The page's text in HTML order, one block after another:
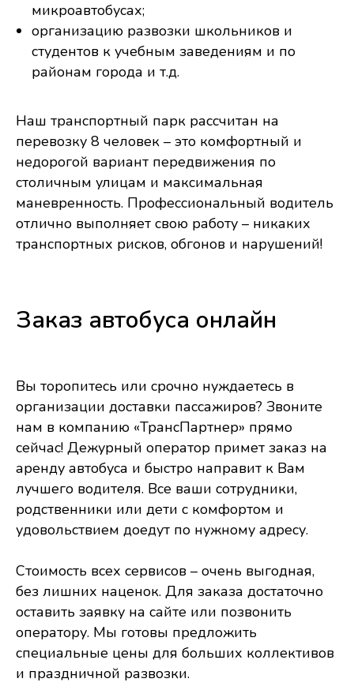
микроавтобусах;
организацию развозки школьников и
студентов к учебным заведениям и по
районам города и т.д.
Наш транспортный парк рассчитан на
перевозку 8 человек – это комфортный и
недорогой вариант передвижения по
столичным улицам и максимальная
маневренность. Профессиональный водитель
отлично выполняет свою работу – никаких
транспортных рисков, обгонов и нарушений!
Заказ автобуса онлайн
Вы торопитесь или срочно нуждаетесь в
организации доставки пассажиров? Звоните
нам в компанию «ТрансПартнер» прямо
сейчас! Дежурный оператор примет заказ на
аренду автобуса и быстро направит к Вам
лучшего водителя. Все ваши сотрудники,
родственники или дети с комфортом и
удовольствием доедут по нужному адресу.
Стоимость всех сервисов – очень выгодная,
без лишних наценок. Для заказа достаточно
оставить заявку на сайте или позвонить
оператору. Мы готовы предложить
специальные цены для больших коллективов
и праздничной развозки.